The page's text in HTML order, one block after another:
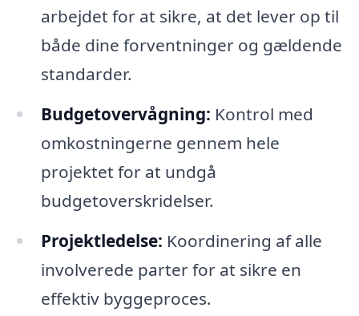
arbejdet for at sikre, at det lever op til
både dine forventninger og gældende
standarder.
Budgetovervågning: Kontrol med
omkostningerne gennem hele
projektet for at undgå
budgetoverskridelser.
Projektledelse: Koordinering af alle
involverede parter for at sikre en
effektiv byggeproces.